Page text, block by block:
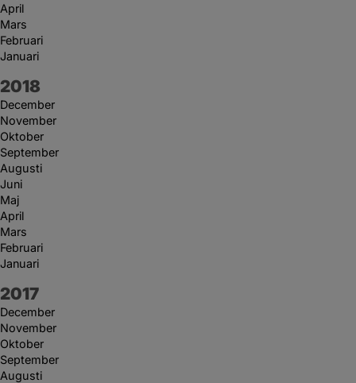
April
Mars
Februari
Januari
År:
2018
December
November
Oktober
September
Augusti
Juni
Maj
April
Mars
Februari
Januari
År:
2017
December
November
Oktober
September
Augusti